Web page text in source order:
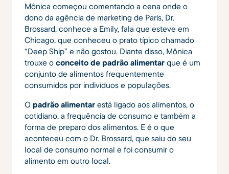
Mônica começou comentando a cena onde o
dono da agência de marketing de Paris, Dr.
Brossard, conhece a Emily, fala que esteve em
Chicago, que conheceu o prato típico chamado
“Deep Ship” e não gostou. Diante disso, Mônica
trouxe o conceito de padrão alimentar que é um
conjunto de alimentos frequentemente
consumidos por indivíduos e populações.
O padrão alimentar está ligado aos alimentos, o
cotidiano, a frequência de consumo e também a
forma de preparo dos alimentos. E é o que
aconteceu com o Dr. Brossard, que saiu do seu
local de consumo normal e foi consumir o
alimento em outro local.